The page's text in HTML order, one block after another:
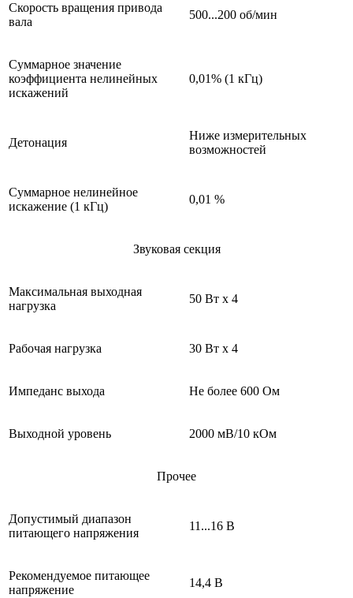
Скорость вращения привода
вала
500...200 об/мин
Суммарное значение
коэффициента нелинейных
искажений
0,01% (1 кГц)
Детонация
Ниже измерительных
возможностей
Суммарное нелинейное
искажение (1 кГц)
0,01 %
Звуковая секция
Максимальная выходная
нагрузка
50 Вт х 4
Рабочая нагрузка 30 Вт х 4
Импеданс выхода Не более 600 Ом
Выходной уровень 2000 мВ/10 кОм
Прочее
Допустимый диапазон
питающего напряжения
11...16 В
Рекомендуемое питающее
напряжение
14,4 В